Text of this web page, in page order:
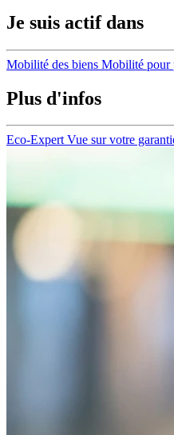
Je suis actif dans
Mobilité des biens Mobilité pour
Plus d'infos
Eco-Expert Vue sur votre